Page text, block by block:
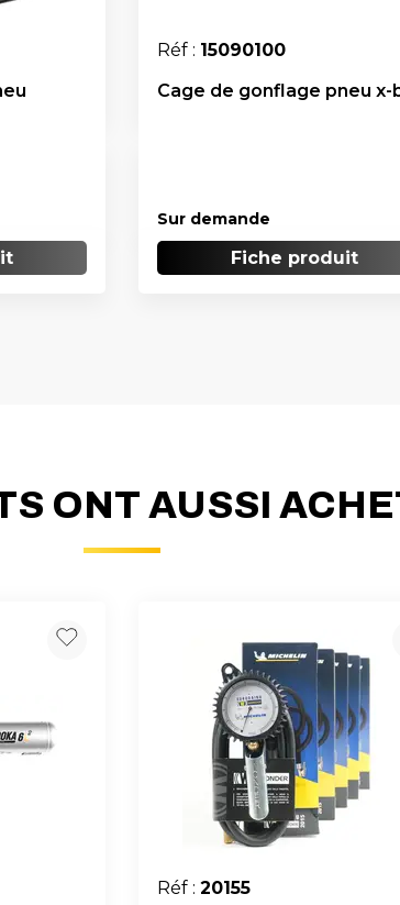
Réf : 15090100
Cage de gonflage pneu x-
Sur demande
Fiche produit
ONT AUSSI
Réf : 20155